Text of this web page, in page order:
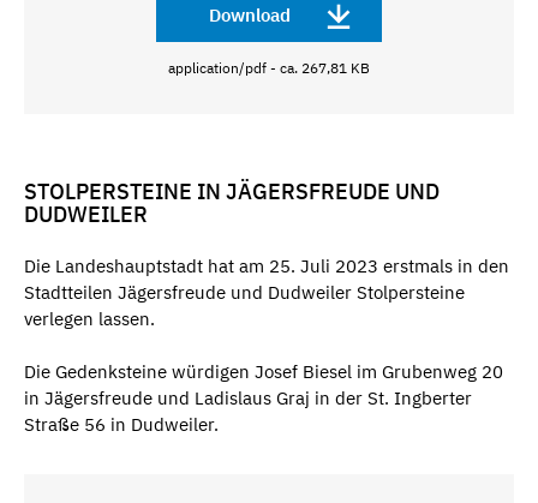
Download
application/pdf - ca. 267,81 KB
STOLPERSTEINE IN JÄGERSFREUDE UND
DUDWEILER
Die Landeshauptstadt hat am 25. Juli 2023 erstmals in den
Stadtteilen Jägersfreude und Dudweiler Stolpersteine
verlegen lassen.
Die Gedenksteine würdigen Josef Biesel im Grubenweg 20
in Jägersfreude und Ladislaus Graj in der St. Ingberter
Straße 56 in Dudweiler.